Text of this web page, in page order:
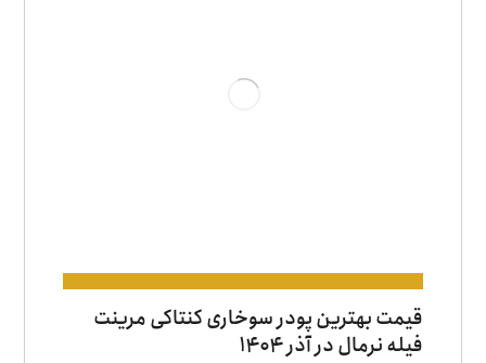
قیمت بهترین پودر سوخاری کنتاکی مرینت
فیله نرمال در آذر ۱۴۰۴